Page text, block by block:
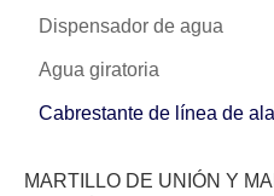
Dispensador de agua
Agua giratoria
Cabrestante de línea de
MARTILLO DE UNIÓN Y